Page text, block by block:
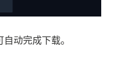
动完成下载。